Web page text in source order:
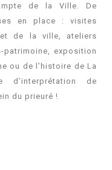
de la Ville. De
en place : visites
de la ville, ateliers
patrimoine, exposition
ou de l’histoire de La
de
du prieuré !